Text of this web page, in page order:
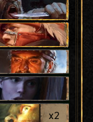
x2